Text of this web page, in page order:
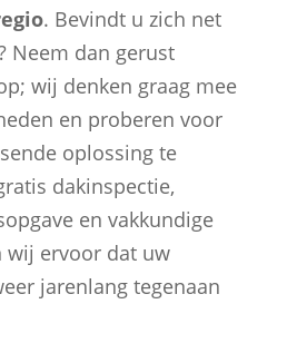
. Bevindt u zich net
Neem dan gerust
wij denken graag mee
en proberen voor
oplossing te
dakinspectie,
en vakkundige
wij ervoor dat uw
jarenlang tegenaan